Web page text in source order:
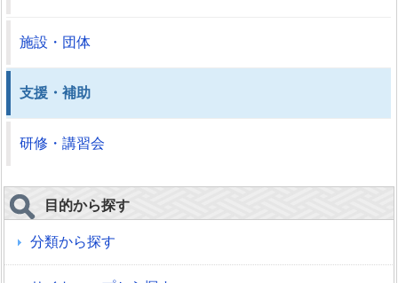
施設・団体
支援・補助
研修・講習会
目的から探す
分類から探す